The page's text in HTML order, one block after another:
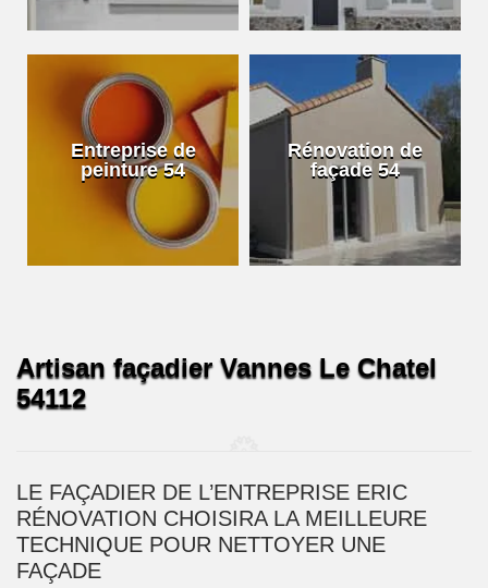
Entreprise de
peinture 54
Rénovation de
façade 54
Artisan façadier Vannes Le Chatel
54112
LE FAÇADIER DE L’ENTREPRISE ERIC
RÉNOVATION CHOISIRA LA MEILLEURE
TECHNIQUE POUR NETTOYER UNE
FAÇADE